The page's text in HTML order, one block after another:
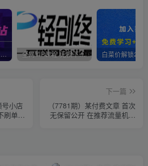
你还在到处找项目？还在当韭菜？我靠卖项目一个月收入5万+，曾经我也是个失败者。 全网VIP课程 无损下载~
号小店
刷单·
下一篇
（7781期）某付费文章 首次
无保留公开 在推荐流量机制